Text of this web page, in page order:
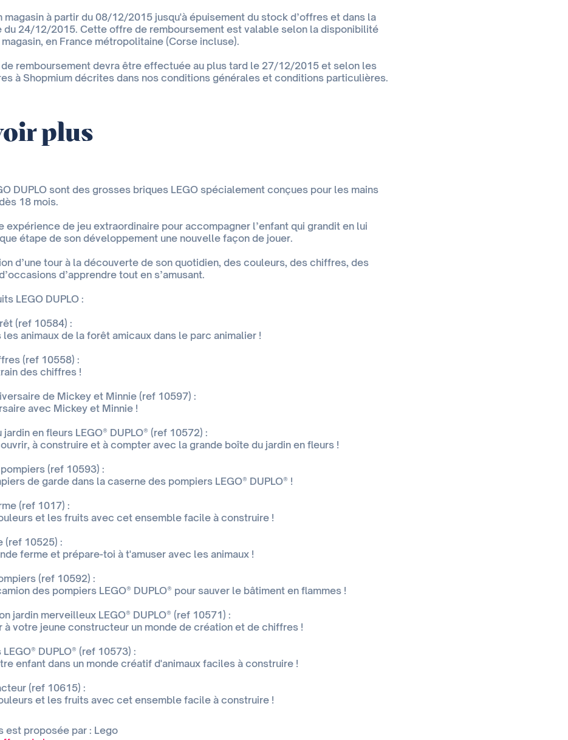
magasin à partir du 08/12/2015 jusqu'à épuisement du stock d’offres et dans la
du 24/12/2015. Cette offre de remboursement est valable selon la disponibilité
en France métropolitaine (Corse incluse).
de remboursement devra être effectuée au plus tard le 27/12/2015 et selon les
à Shopmium décrites dans nos conditions générales et conditions particulières.
plus
DUPLO sont des grosses briques LEGO spécialement conçues pour les mains
18 mois.
expérience de jeu extraordinaire pour accompagner l’enfant qui grandit en lui
étape de son développement une nouvelle façon de jouer.
d’une tour à la découverte de son quotidien, des couleurs, des chiffres, des
d’apprendre tout en s’amusant.
LEGO DUPLO :
(ref 10584) :
animaux de la forêt amicaux dans le parc animalier !
(ref 10558) :
des chiffres !
de Mickey et Minnie (ref 10597) :
avec Mickey et Minnie !
en fleurs LEGO® DUPLO® (ref 10572) :
à construire et à compter avec la grande boîte du jardin en fleurs !
(ref 10593) :
de garde dans la caserne des pompiers LEGO® DUPLO® !
(ref 1017) :
et les fruits avec cet ensemble facile à construire !
(ref 10525) :
ferme et prépare-toi à t'amuser avec les animaux !
(ref 10592) :
des pompiers LEGO® DUPLO® pour sauver le bâtiment en flammes !
jardin merveilleux LEGO® DUPLO® (ref 10571) :
à votre jeune constructeur un monde de création et de chiffres !
DUPLO® (ref 10573) :
enfant dans un monde créatif d'animaux faciles à construire !
(ref 10615) :
et les fruits avec cet ensemble facile à construire !
est proposée par : Lego